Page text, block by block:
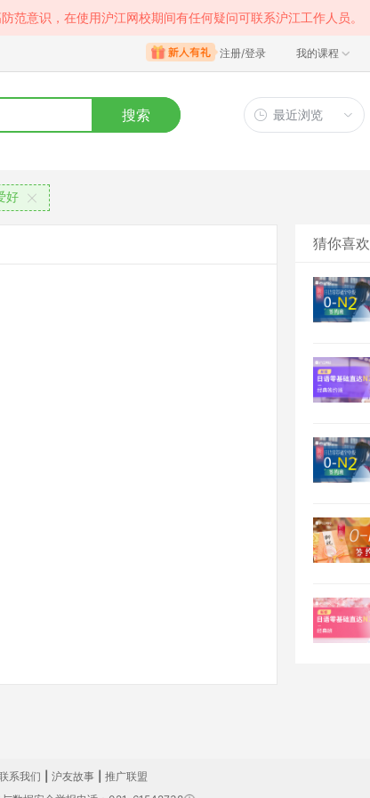
意识，在使用沪江网校期间有任何疑问可联系沪江工作人员。
注册/登录 我的课程
搜索 最近浏览
好
猜你喜欢
系我们 沪友故事
推广联盟